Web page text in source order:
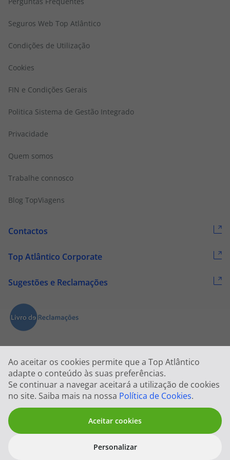
Ao aceitar os cookies permite que a Top Atlântico
adapte o conteúdo às suas preferências.
Se continuar a navegar aceitará a utilização de cookies
no site. Saiba mais na nossa Política de Cookies.
Aceitar cookies
Personalizar
Seguros Web Top Atlântico
Condições de Utilização
Cookies
FIN e Condições Gerais
Politica Sistema de Gestão Integrado
Privacidade
Quem somos
Trabalhe connosco
Blog TopViagens
Contactos
Top Atlântico Corporate
Sugestões e Reclamações
2026 © Todos os direitos reservados:Top Atlântico, Viagens e Turismo